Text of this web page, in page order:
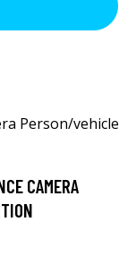
CAMERA